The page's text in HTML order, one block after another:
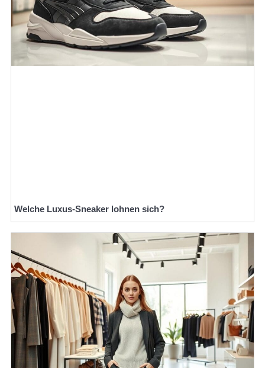
Welche Luxus-Sneaker lohnen sich?